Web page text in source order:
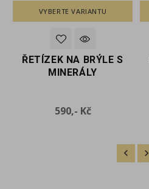
VYBERTE VARIANTU
ŘETÍZEK NA BRÝLE S
MINERÁLY
590,- KčCena